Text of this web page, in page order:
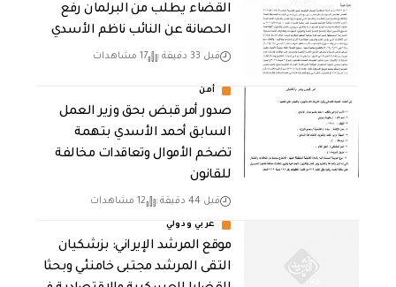
القضاء يطلب من البرلمان رفع
الحصانة عن النائب ناظم الأسدي
قبل 33 دقيقة 17 مشاهدات
أمن
صدور أمر قبض بحق وزير العمل
السابق أحمد الأسدي بتهمة
تضخم الأموال وتعاقدات مخالفة
للقانون
قبل 44 دقيقة 12 مشاهدات
عربي ودولي
موقع المرشد الإيراني: بزشكيان
التقى المرشد مجتبى خامنئي وبحثا